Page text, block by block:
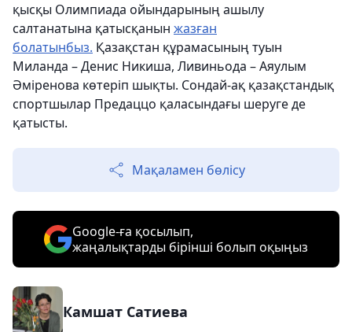
қысқы Олимпиада ойындарының ашылу
салтанатына қатысқанын жазған
болатынбыз. Қазақстан құрамасының туын
Миланда – Денис Никиша, Ливиньода – Аяулым
Әміренова көтеріп шықты. Сондай-ақ қазақстандық
спортшылар Предаццо қаласындағы шеруге де
қатысты.
Мақаламен бөлісу
Google-ға қосылып,
жаңалықтарды бірінші болып оқыңыз
Камшат Сатиева